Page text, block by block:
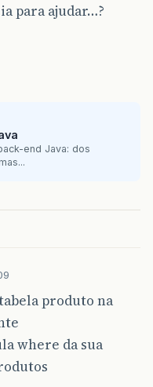
para ajudar…?
end Java: dos
produto na
where da sua